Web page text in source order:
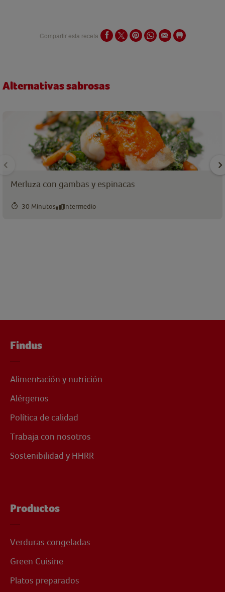
Compartir esta receta
Alternativas sabrosas
Merluza con gambas y espinacas
30 Minutos Intermedio
Findus
Alimentación y nutrición
Alérgenos
Política de calidad
Trabaja con nosotros
Sostenibilidad y HHRR
Productos
Verduras congeladas
Green Cuisine
Platos preparados